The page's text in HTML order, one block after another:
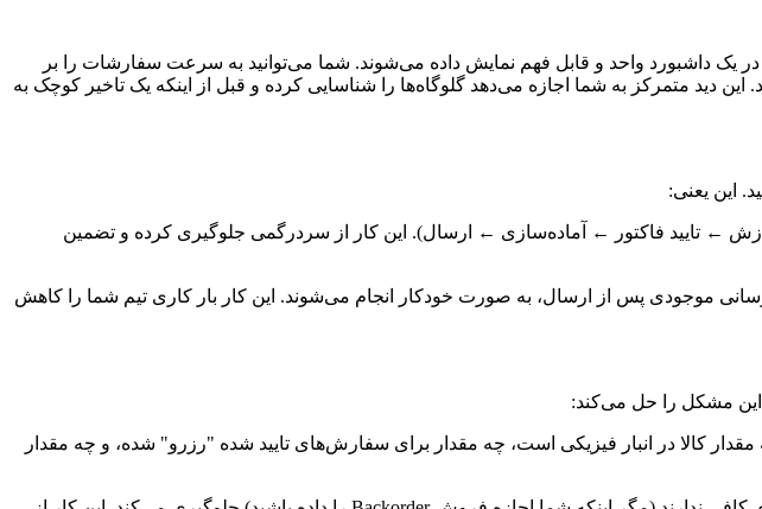
یک داشبورد واحد و قابل فهم نمایش داده می‌شوند. شما می‌توانید به سرعت سفارشات را بر
دید متمرکز به شما اجازه می‌دهد گلوگاه‌ها را شناسایی کرده و قبل از اینکه یک تاخیر کوچک به
این یعنی:
← تایید فاکتور ← آماده‌سازی ← ارسال). این کار از سردرگمی جلوگیری کرده و تضمین
موجودی پس از ارسال، به صورت خودکار انجام می‌شوند. این کار بار کاری تیم شما را کاهش
کالا در انبار فیزیکی است، چه مقدار برای سفارش‌های تایید شده "رزرو" شده، و چه مقدار